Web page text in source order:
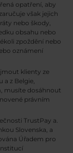
opatření, aby
však jejich
nebo škody,
obsahu nebo
zpoždění nebo
oznámení
klienty ze
a z Belgie,
musíte dosáhnout
právním
TrustPay a.
Slovenska, a
Úřadem pro